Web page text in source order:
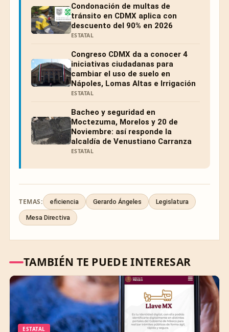
Condonación de multas de
tránsito en CDMX aplica con
descuento del 90% en 2026
ESTATAL
Congreso CDMX da a conocer 4
iniciativas ciudadanas para
cambiar el uso de suelo en
Nápoles, Lomas Altas e Irrigación
ESTATAL
Bacheo y seguridad en
Moctezuma, Morelos y 20 de
Noviembre: así responde la
alcaldía de Venustiano Carranza
ESTATAL
TEMAS: eficiencia Gerardo Ángeles Legislatura
Mesa Directiva
TAMBIÉN TE PUEDE INTERESAR
ESTATAL